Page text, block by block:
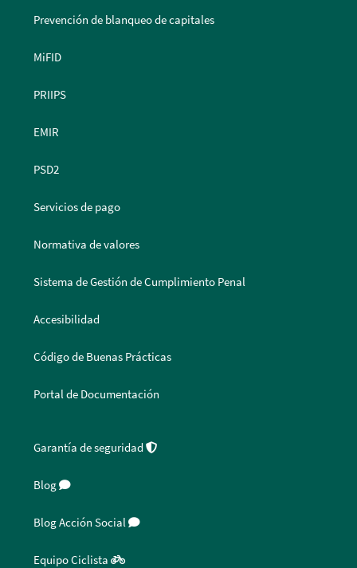
Prevención de blanqueo de capitales
MiFID
PRIIPS
EMIR
PSD2
Servicios de pago
Normativa de valores
Sistema de Gestión de Cumplimiento Penal
Accesibilidad
Código de Buenas Prácticas
Portal de Documentación
Garantía de seguridad
Blog
Blog Acción Social
Equipo Ciclista